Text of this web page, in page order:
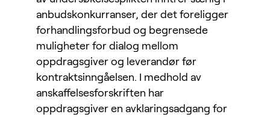
anbudskonkurranser, der det foreligger
forhandlingsforbud og begrensede
muligheter for dialog mellom
oppdragsgiver og leverandør før
kontraktsinngåelsen. I medhold av
anskaffelsesforskriften har
oppdragsgiver en avklaringsadgang for